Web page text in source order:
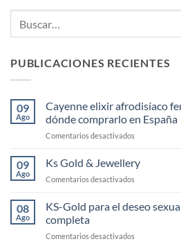
PUBLICACIONES RECIENTES
09
Ago
Cayenne elixir afrodisíaco
dónde comprarlo en España
Comentarios desactivados
afrodisíaco
femenino:
usarlo
comprarlo
09
Ago
Ks Gold & Jewellery
Comentarios desactivados
&
08
Ago
KS-Gold para el deseo
completa
Comentarios desactivados